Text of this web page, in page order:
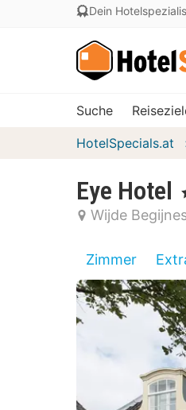
Dein
Suche
HotelSpecials.at
Eye Hotel ,
Wijde
Zimmer